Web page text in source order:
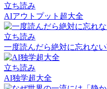
立ち読み
AIアウトプット超大全
立ち読み
一度読んだら絶対に忘れな
立ち読み
AI独学超大全